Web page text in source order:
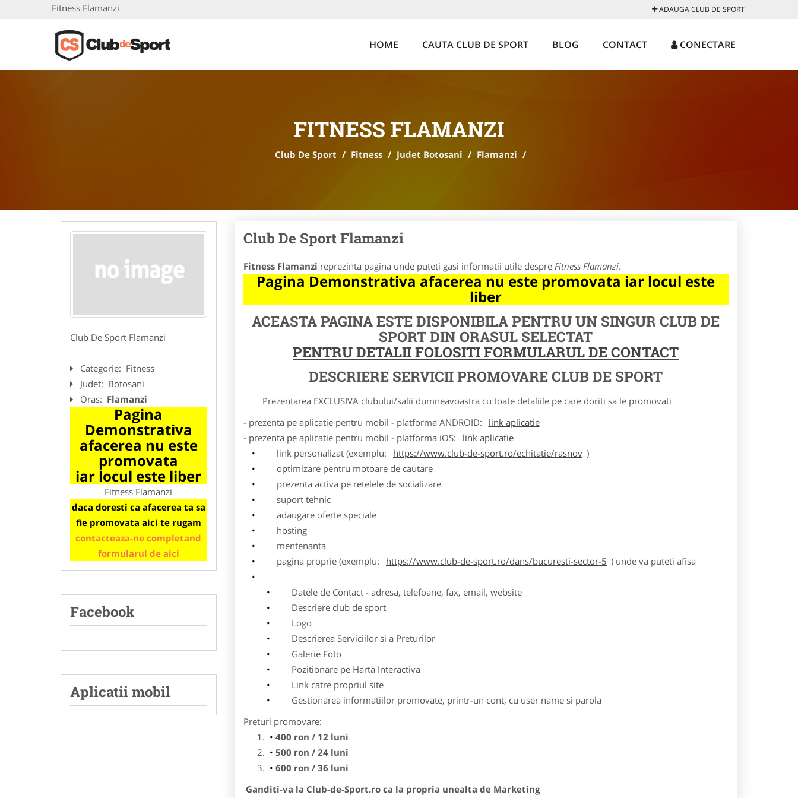
Fitness Flamanzi ADAUGA CLUB DE SPORT
HOME CAUTA CLUB DE SPORT BLOG CONTACT CONECTARE
FITNESS FLAMANZI
Club De Sport / Fitness / Judet Botosani / Flamanzi /
Club De Sport Flamanzi
Categorie: Fitness
Judet: Botosani
Oras: Flamanzi
Pagina
Demonstrativa
afacerea nu este
promovata
iar locul este liber
Fitness Flamanzi
daca doresti ca afacerea ta sa
fie promovata aici te rugam
contacteaza-ne completand
formularul de aici
Facebook
Aplicatii mobil
Club De Sport Flamanzi
Fitness Flamanzi reprezinta pagina unde puteti gasi informatii utile despre Fitness Flamanzi.
Pagina Demonstrativa afacerea nu este promovata iar locul este
liber
ACEASTA PAGINA ESTE DISPONIBILA PENTRU UN SINGUR CLUB DE
SPORT DIN ORASUL SELECTAT
PENTRU DETALII FOLOSITI FORMULARUL DE CONTACT
DESCRIERE SERVICII PROMOVARE CLUB DE SPORT
Prezentarea EXCLUSIVA clubului/salii dumneavoastra cu toate detaliile pe care doriti sa le promovati
- prezenta pe aplicatie pentru mobil - platforma ANDROID:
link aplicatie
- prezenta pe aplicatie pentru mobil - platforma iOS:
link aplicatie
link personalizat (exemplu:
https://www.club-de-sport.ro/echitatie/rasnov )
optimizare pentru motoare de cautare
prezenta activa pe retelele de socializare
suport tehnic
adaugare oferte speciale
hosting
mentenanta
pagina proprie (exemplu:
https://www.club-de-sport.ro/dans/bucuresti-sector-5 ) unde va puteti afisa
Datele de Contact - adresa, telefoane, fax, email, website
Descriere club de sport
Logo
Descrierea Serviciilor si a Preturilor
Galerie Foto
Pozitionare pe Harta Interactiva
Link catre propriul site
Gestionarea informatiilor promovate, printr-un cont, cu user name si parola
Preturi promovare:
400 ron / 12 luni
500 ron / 24 luni
600 ron / 36 luni
Ganditi-va la Club-de-Sport.ro ca la propria unealta de Marketing